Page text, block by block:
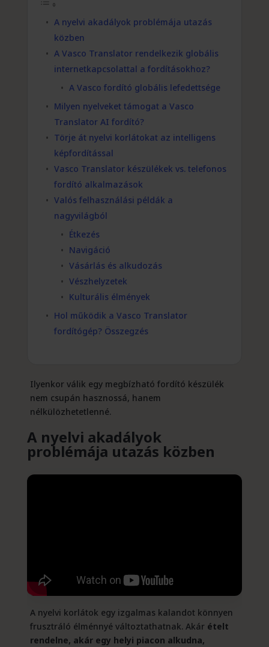
A nyelvi akadályok problémája utazás
közben
A Vasco Translator rendelkezik globális
internetkapcsolattal a fordításokhoz?
A Vasco fordító globális lefedettsége
Milyen nyelveket támogat a Vasco
Translator AI fordító?
Törje át nyelvi korlátokat az intelligens
képfordítással
Vasco Translator készülékek vs. telefonos
fordító alkalmazások
Valós felhasználási példák a
nagyvilágból
Étkezés
Navigáció
Vásárlás és alkudozás
Vészhelyzetek
Kulturális élmények
Hol működik a Vasco Translator
fordítógép? Összegzés
Ilyenkor válik egy megbízható fordító készülék
nem csupán hasznossá, hanem
nélkülözhetetlenné.
A nyelvi akadályok
problémája utazás közben
A nyelvi korlátok egy izgalmas kalandot könnyen
frusztráló élménnyé változtathatnak. Akárételt
rendelne, akár egy helyi piacon alkudna,